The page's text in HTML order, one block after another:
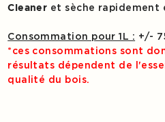
Cleaner et sèche rapidement
Consommation pour 1L : +/-
*ces consommations sont
résultats dépendent de
qualité du bois.